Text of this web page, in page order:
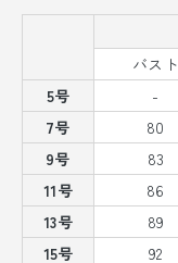
バスト
5号
-
7号
80
9号
83
11号
86
13号
89
15号
92